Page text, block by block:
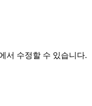
서 수정할 수 있습니다.